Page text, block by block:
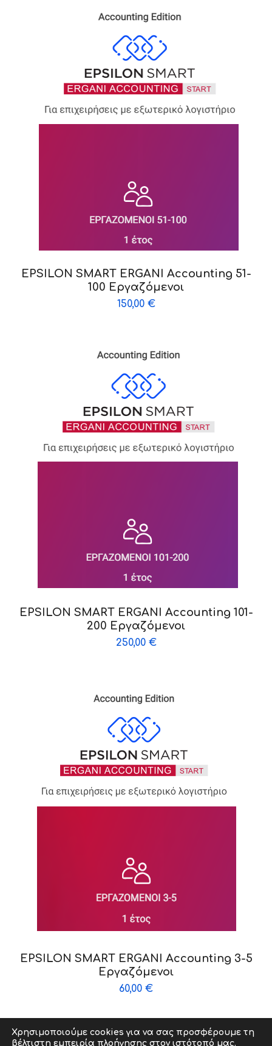
EPSILON SMART ERGANI Accounting 51-
100 Εργαζόμενοι
150,00 €
EPSILON SMART ERGANI Accounting 101-
200 Εργαζόμενοι
250,00 €
EPSILON SMART ERGANI Accounting 3-5
Εργαζόμενοι
60,00 €
Χρησιμοποιούμε cookies για να σας προσφέρουμε τη
βέλτιστη εμπειρία πλοήγησης στον ιστότοπό μας.